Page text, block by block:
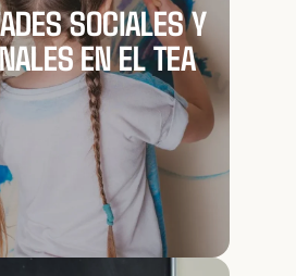
SOCIALES Y
EN EL TEA